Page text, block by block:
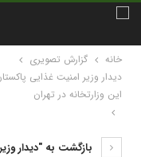
خانه
گزارش تصویری
دیدار وزیر امنیت غذایی
این وزارتخانه در تهران
بازگشت به "دیدار